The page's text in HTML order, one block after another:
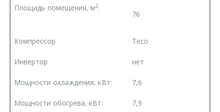
Площадь помещения, м2:
76
Компрессор Teco
Инвертор нет
Мощности охлаждения, кВт: 7,6
Мощности обогрева, кВт: 7,9